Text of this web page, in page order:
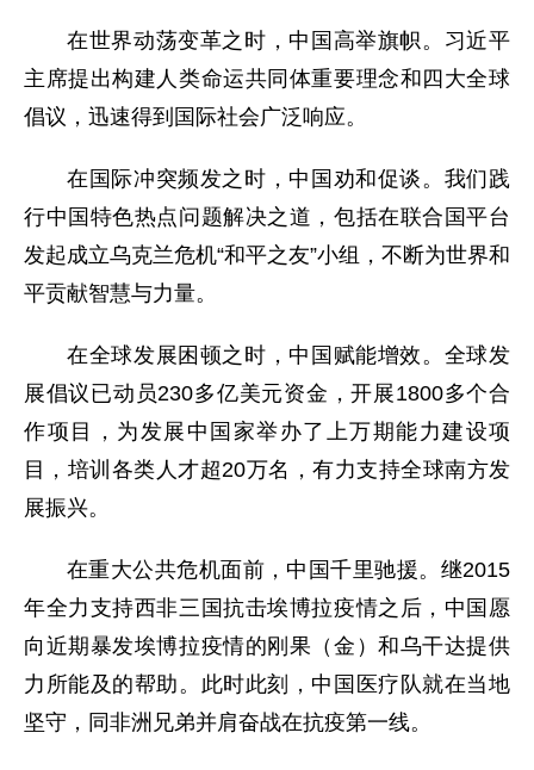
在世界动荡变革之时，中国高举旗帜。习近平
主席提出构建人类命运共同体重要理念和四大全球
倡议，迅速得到国际社会广泛响应。
在国际冲突频发之时，中国劝和促谈。我们践
行中国特色热点问题解决之道，包括在联合国平台
发起成立乌克兰危机“和平之友”小组，不断为世界和
平贡献智慧与力量。
在全球发展困顿之时，中国赋能增效。全球发
展倡议已动员230多亿美元资金，开展1800多个合
作项目，为发展中国家举办了上万期能力建设项
目，培训各类人才超20万名，有力支持全球南方发
展振兴。
在重大公共危机面前，中国千里驰援。继2015
年全力支持西非三国抗击埃博拉疫情之后，中国愿
向近期暴发埃博拉疫情的刚果（金）和乌干达提供
力所能及的帮助。此时此刻，中国医疗队就在当地
坚守，同非洲兄弟并肩奋战在抗疫第一线。